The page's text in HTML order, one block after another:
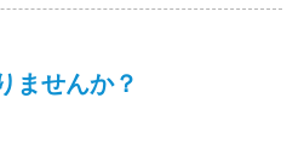
ませんか？